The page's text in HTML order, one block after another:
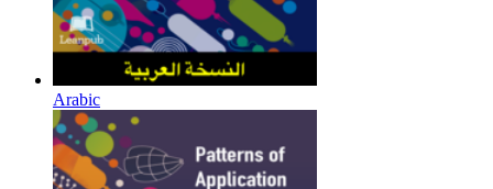
Arabic